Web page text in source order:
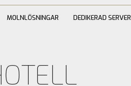
MOLNLÖSNINGAR DEDIKERAD SERVER